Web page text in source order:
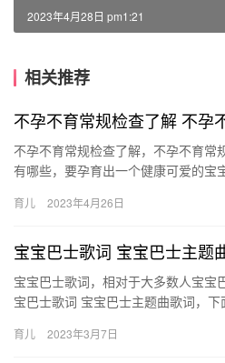
2023年4月28日 pm1:21
相关推荐
不孕不育常规检查了解 不孕
不孕不育常规检查了解，不孕不育常
有哪些，要孕育出一个健康可爱的宝
育…
育儿 2023年4月26日
宝宝巴士歌词 宝宝巴士主题
宝宝巴士歌词，相对于大多数人宝宝
宝巴士歌词 宝宝巴士主题曲歌词，
育儿 2023年3月7日